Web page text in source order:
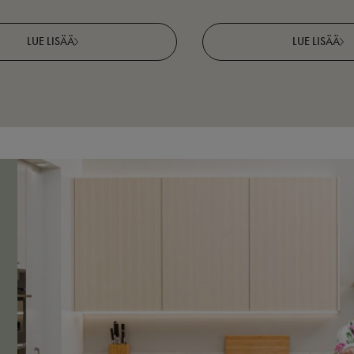
LUE LISÄÄ LUE LISÄÄ